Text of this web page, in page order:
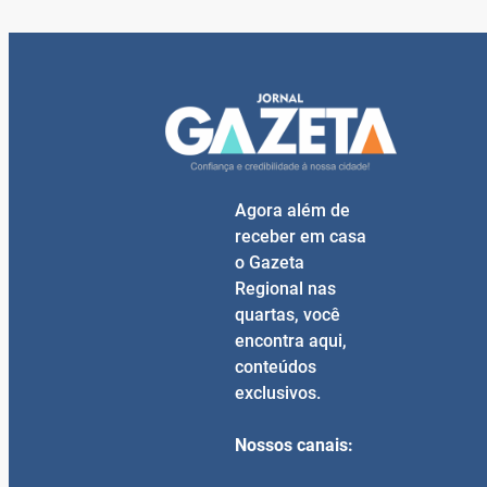
Agora além de
receber em casa
o Gazeta
Regional nas
quartas, você
encontra aqui,
conteúdos
exclusivos.
Nossos canais: